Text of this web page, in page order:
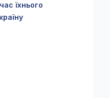
їхнього